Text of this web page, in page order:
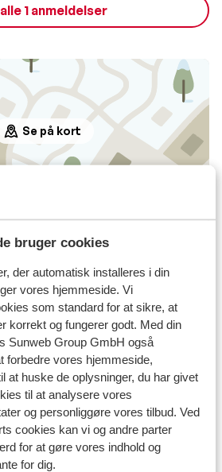
bruger cookies
der automatisk installeres i din
vores hjemmeside. Vi
som standard for at sikre, at
korrekt og fungerer godt. Med din
Sunweb Group GmbH også
forbedre vores hjemmeside,
at huske de oplysninger, du har givet
til at analysere vores
og personliggøre vores tilbud. Ved
cookies kan vi og andre parter
for at gøre vores indhold og
for dig.
1 anmeldelser
Se på kort
salzburg: ca. 74,0 kilometer
: Eben: ca. 11 kilometer
ca. 80 meter
80 meter
butikker ca. 5 meter
kiosk ca. 40 meter
undervisning